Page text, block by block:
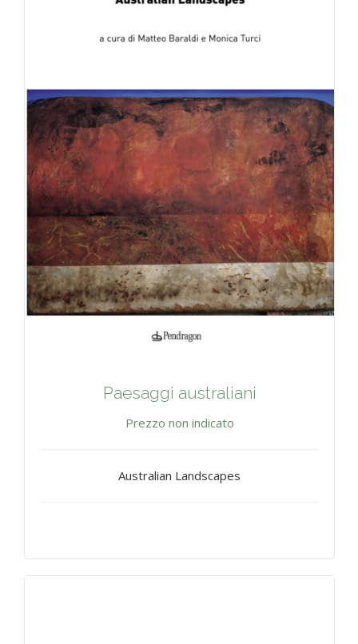
Paesaggi australiani
Prezzo non indicato
Australian Landscapes